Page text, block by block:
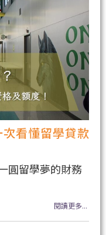
看懂留學貸款
圓留學夢的財務
閱讀更多...